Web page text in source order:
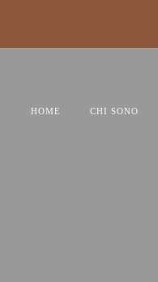
HOME CHI SONO